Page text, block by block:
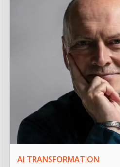
AI TRANSFORMATION